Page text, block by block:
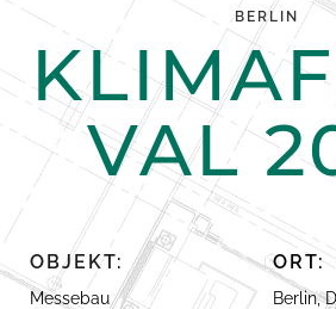
BERLIN
VAL
OBJEKT:
Messebau
ORT:
Berlin,